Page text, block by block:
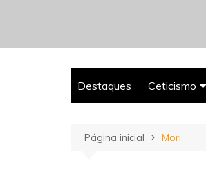
Destaques Ceticismo
Página inicial Mori